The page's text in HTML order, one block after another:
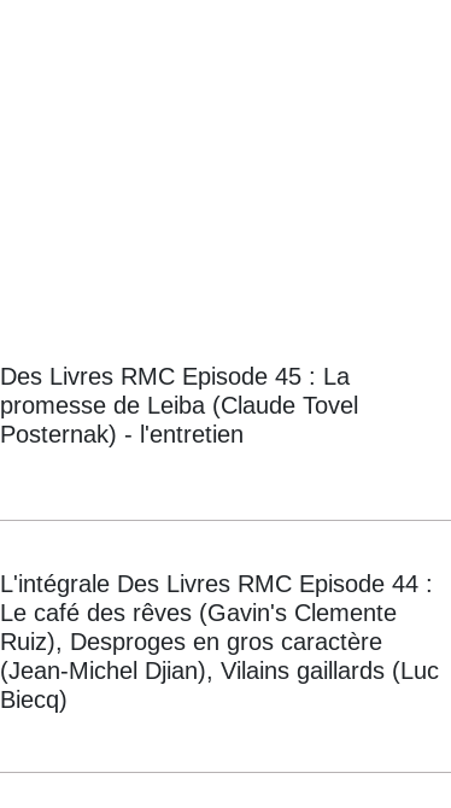
Des Livres RMC Episode 45 : La
promesse de Leiba (Claude Tovel
Posternak) - l'entretien
L'intégrale Des Livres RMC Episode 44 :
Le café des rêves (Gavin's Clemente
Ruiz), Desproges en gros caractère
(Jean-Michel Djian), Vilains gaillards (Luc
Biecq)